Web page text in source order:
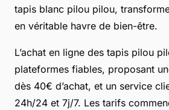
tapis blanc pilou pilou,
en véritable havre de bien-être.
L’achat en ligne des tapis pilou
plateformes fiables, proposant
dès 40€ d’achat, et un service
24h/24 et 7j/7. Les tarifs